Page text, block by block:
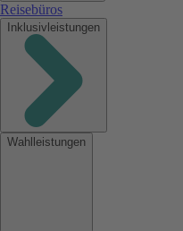
Reisebüros
Inklusivleistungen
Wahlleistungen